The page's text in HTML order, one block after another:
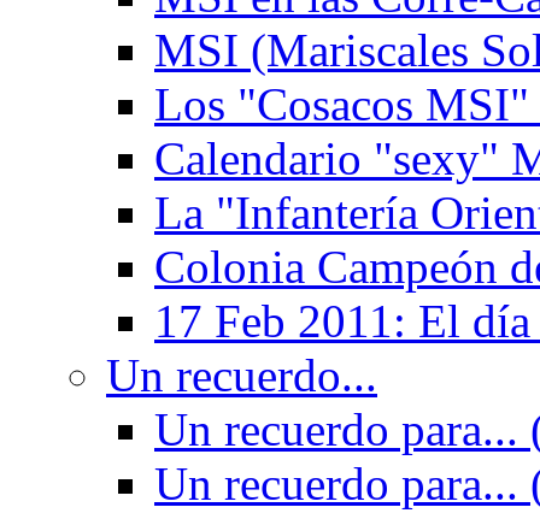
MSI (Mariscales
Los "Cosacos
Calendario "sexy"
La "Infantería
Colonia Campeón
17 Feb 2011: El
Un recuerdo...
Un recuerdo para...
Un recuerdo para...